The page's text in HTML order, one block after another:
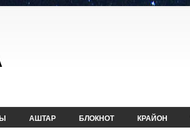
АШТАР БЛОКНОТ КРАЙОН